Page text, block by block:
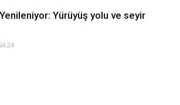
Yürüyüş yolu ve seyir